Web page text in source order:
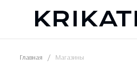
Главная / Магазины